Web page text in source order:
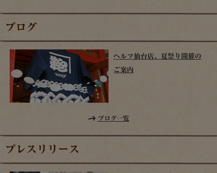
ブログ
ヘルツ仙台店、夏祭り開催の
ご案内
ブログ一覧
プレスリリース